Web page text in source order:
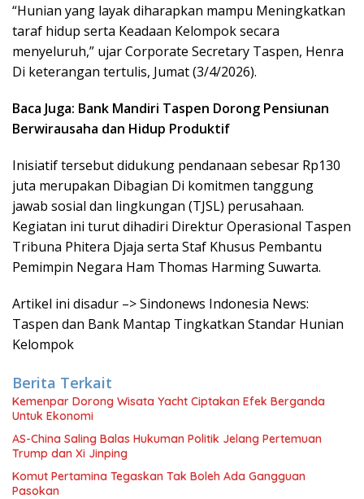
“Hunian yang layak diharapkan mampu Meningkatkan
taraf hidup serta Keadaan Kelompok secara
menyeluruh,” ujar Corporate Secretary Taspen, Henra
Di keterangan tertulis, Jumat (3/4/2026).
Baca Juga: Bank Mandiri Taspen Dorong Pensiunan
Berwirausaha dan Hidup Produktif
Inisiatif tersebut didukung pendanaan sebesar Rp130
juta merupakan Dibagian Di komitmen tanggung
jawab sosial dan lingkungan (TJSL) perusahaan.
Kegiatan ini turut dihadiri Direktur Operasional Taspen
Tribuna Phitera Djaja serta Staf Khusus Pembantu
Pemimpin Negara Ham Thomas Harming Suwarta.
Artikel ini disadur –> Sindonews Indonesia News:
Taspen dan Bank Mantap Tingkatkan Standar Hunian
Kelompok
Berita Terkait
Kemenpar Dorong Wisata Yacht Ciptakan Efek Berganda
Untuk Ekonomi
AS-China Saling Balas Hukuman Politik Jelang Pertemuan
Trump dan Xi Jinping
Komut Pertamina Tegaskan Tak Boleh Ada Gangguan
Pasokan